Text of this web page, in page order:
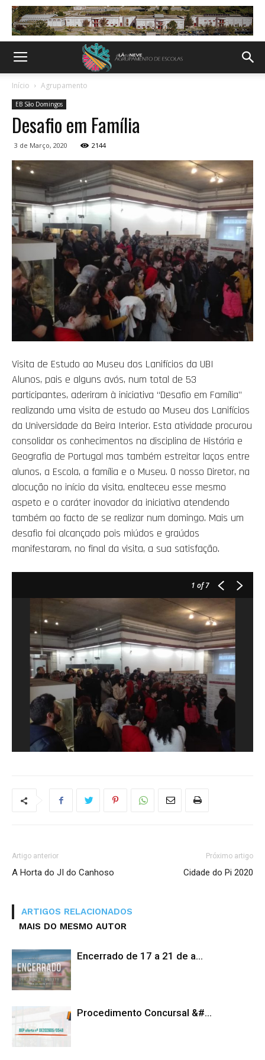
Início Agrupamento
EB São Domingos
Desafio em Família
3 de Março, 2020 2144
Visita de Estudo ao Museu dos Lanifícios da UBI
Alunos, pais e alguns avós, num total de 53
participantes, aderiram à iniciativa “Desafio em Família”
realizando uma visita de estudo ao Museu dos Lanifícios
da Universidade da Beira Interior. Esta atividade procurou
consolidar os conhecimentos na disciplina de História e
Geografia de Portugal mas também estreitar laços entre
alunos, a Escola, a família e o Museu. O nosso Diretor, na
alocução no início da visita, enalteceu esse mesmo
aspeto e o caráter inovador da iniciativa atendendo
também ao facto de se realizar num domingo. Mais um
desafio foi alcançado pois miúdos e graúdos
manifestaram, no final da visita, a sua satisfação.
1 of 7
Artigo anterior
A Horta do JI do Canhoso
Próximo artigo
Cidade do Pi 2020
ARTIGOS RELACIONADOS
MAIS DO MESMO AUTOR
Encerrado de 17 a 21 de a...
Procedimento Concursal &#...